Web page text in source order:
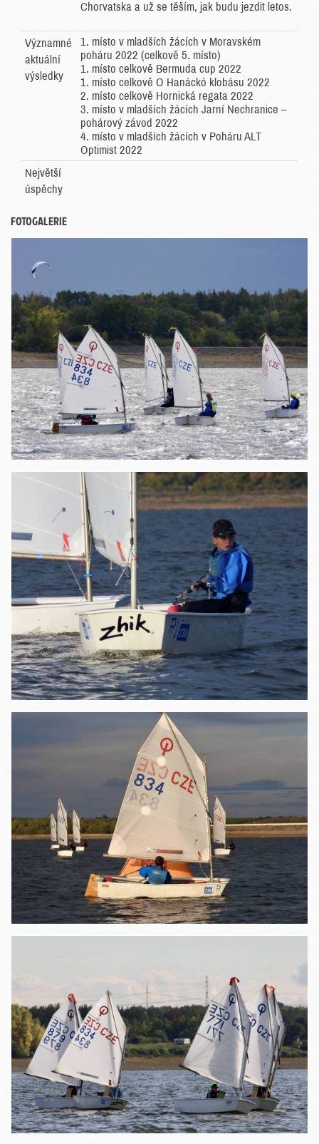
Chorvatska a už se těším, jak budu jezdit letos.
Významné
aktuální
výsledky
1. místo v mladších žácích v Moravském
poháru 2022 (celkově 5. místo)
1. místo celkově Bermuda cup 2022
1. místo celkově O Hanáckó klobásu 2022
2. místo celkově Hornická regata 2022
3. místo v mladších žácích Jarní Nechranice –
pohárový závod 2022
4. místo v mladších žácích v Poháru ALT
Optimist 2022
Největší
úspěchy
FOTOGALERIE